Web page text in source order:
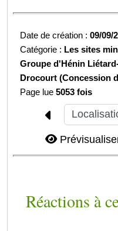
Date de création :09/09/
Catégorie : Les sites
Groupe d'Hénin
Drocourt (Concession
Page lue5053 fois
Réactions à